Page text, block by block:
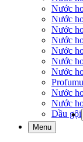
Nước
Nước
Nước
Nước
Nước
Nước
Nước
Nước
Nước
Dầu gội
Menu